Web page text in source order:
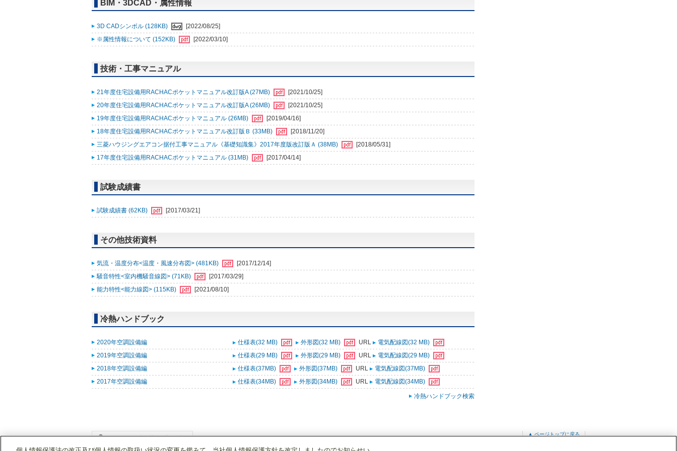
BIM・3DCAD・属性情報
3D CADシンボル (128KB)
[2022/08/25]
※属性情報について (152KB)
[2022/03/10]
技術・工事マニュアル
21年度住宅設備用RACHACポケットマニュアル改訂版A (27MB)
[2021/10/25]
20年度住宅設備用RACHACポケットマニュアル改訂版A (26MB)
[2021/10/25]
19年度住宅設備用RACHACポケットマニュアル (26MB)
[2019/04/16]
18年度住宅設備用RACHACポケットマニュアル改訂版Ｂ (33MB)
[2018/11/20]
三菱ハウジングエアコン据付工事マニュアル《基礎知識集》2017年度版改訂版Ａ (38MB)
[2018/05/31]
17年度住宅設備用RACHACポケットマニュアル (31MB)
[2017/04/14]
試験成績書
試験成績書 (62KB) [2017/03/21]
その他技術資料
気流・温度分布<温度・風速分布図> (481KB)
[2017/12/14]
騒音特性<室内機騒音線図> (71KB)
[2017/03/29]
能力特性<能力線図> (115KB)
[2021/08/10]
冷熱ハンドブック
2020年空調設備編 仕様表(32 MB) 外形図(32 MB) URL
電気配線図(32 MB)
2019年空調設備編
仕様表(29 MB) 外形図(29 MB) URL
電気配線図(29 MB)
2018年空調設備編
仕様表(37MB) 外形図(37MB) URL
電気配線図(37MB)
2017年空調設備編
仕様表(34MB) 外形図(34MB) URL 電気配線図(34MB)
冷熱ハンドブック検索
▲ ページトップに戻る